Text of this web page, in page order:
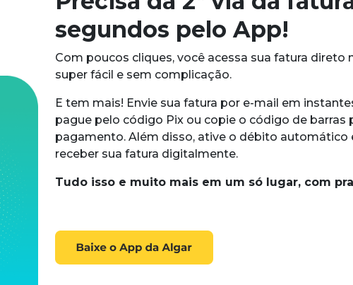
segundos pelo App!
Com poucos cliques, você acessa sua fatura direto
super fácil e sem complicação.
E tem mais! Envie sua fatura por e-mail em
pague pelo código Pix ou copie o código de barras
pagamento. Além disso, ative o débito automático
receber sua fatura digitalmente.
Tudo isso e muito mais em um só lugar, com